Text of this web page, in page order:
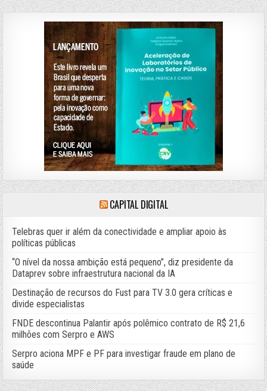
CAPITAL DIGITAL
Telebras quer ir além da conectividade e ampliar apoio às
políticas públicas
“O nível da nossa ambição está pequeno”, diz presidente da
Dataprev sobre infraestrutura nacional da IA
Destinação de recursos do Fust para TV 3.0 gera críticas e
divide especialistas
FNDE descontinua Palantir após polêmico contrato de R$ 21,6
milhões com Serpro e AWS
Serpro aciona MPF e PF para investigar fraude em plano de
saúde